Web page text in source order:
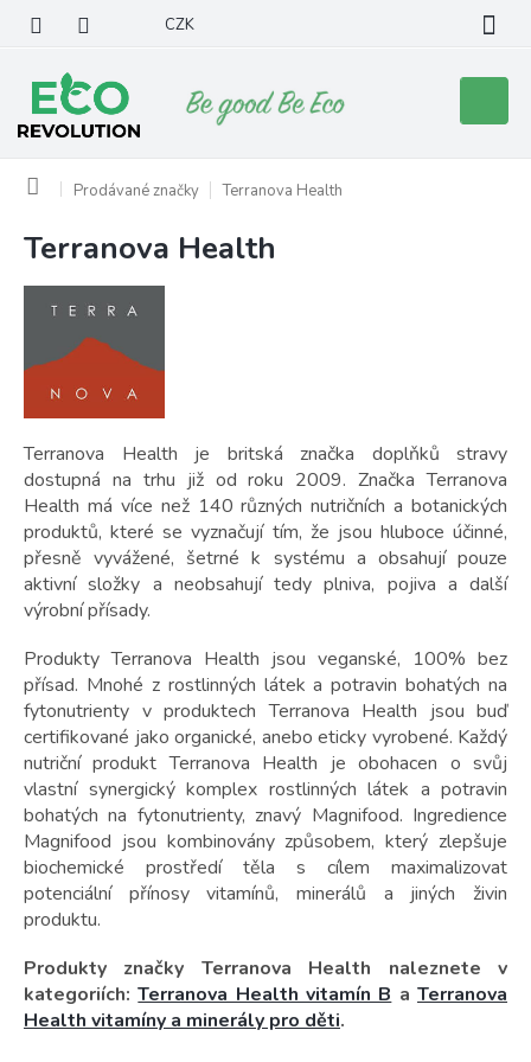
obsah
CZK
košík
Domů Prodávané značky Terranova Health
Terranova Health
Terranova Health je britská značka doplňků stravy
dostupná na trhu již od roku 2009. Značka Terranova
Health má více než 140 různých nutričních a botanických
produktů, které se vyznačují tím, že jsou hluboce účinné,
přesně vyvážené, šetrné k systému a obsahují pouze
aktivní složky a neobsahují tedy plniva, pojiva a další
výrobní přísady.
Produkty Terranova Health jsou veganské, 100% bez
přísad. Mnohé z rostlinných látek a potravin bohatých na
fytonutrienty v produktech Terranova Health jsou buď
certifikované jako organické, anebo eticky vyrobené. Každý
nutriční produkt Terranova Health je obohacen o svůj
vlastní synergický komplex rostlinných látek a potravin
bohatých na fytonutrienty, znavý Magnifood. Ingredience
Magnifood jsou kombinovány způsobem, který zlepšuje
biochemické prostředí těla s cílem maximalizovat
potenciální přínosy vitamínů, minerálů a jiných živin
produktu.
Produkty značky Terranova Health naleznete v
kategoriích:Terranova Health vitamín BaTerranova
Health vitamíny a minerály pro děti.
V
p
o
d
u
k
t
ů